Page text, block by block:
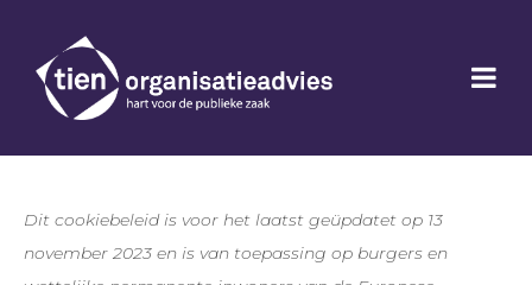
Dit cookiebeleid is voor het laatst geüpdatet op 13
november 2023 en is van toepassing op burgers en